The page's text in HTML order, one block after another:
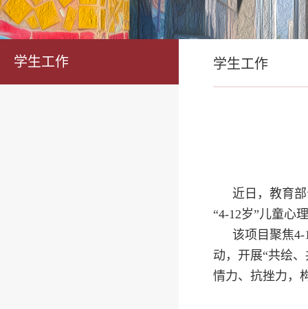
学生工作 学生工作
近日，教育
“4-12岁”儿童心
该项目聚焦
动，开展“共绘
情力、抗挫力，